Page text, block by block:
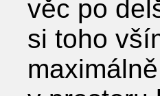
věc po
si toho